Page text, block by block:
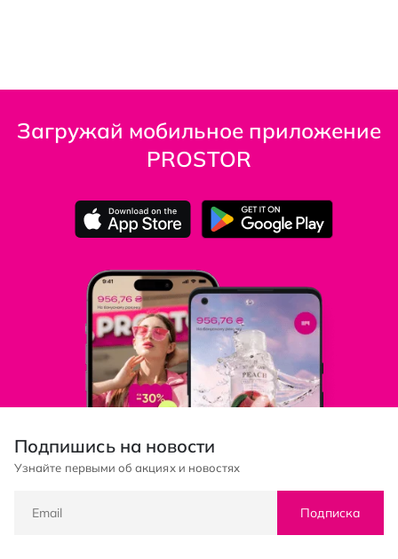
Загружай мобильное приложение
PROSTOR
Подпишись на новости
Узнайте первыми об акциях и новостях
Подписка